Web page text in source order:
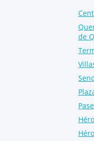
de